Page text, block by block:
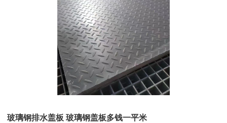
玻璃钢排水盖板 玻璃钢盖板多钱一平米